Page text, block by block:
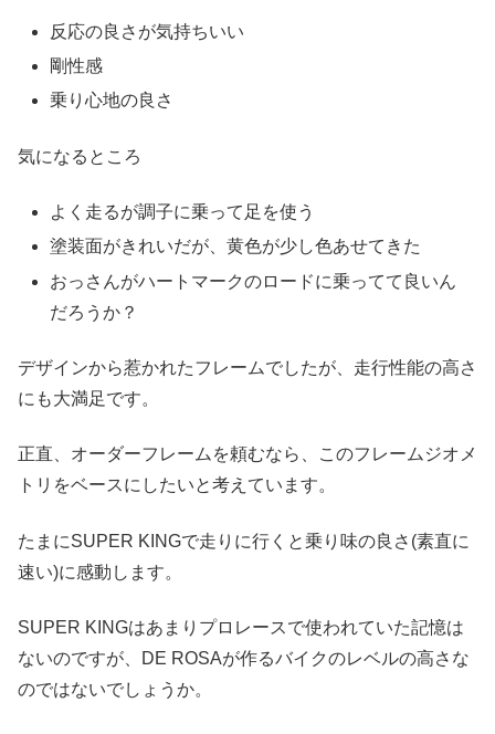
反応の良さが気持ちいい
剛性感
乗り心地の良さ
気になるところ
よく走るが調子に乗って足を使う
塗装面がきれいだが、黄色が少し色あせてきた
おっさんがハートマークのロードに乗ってて良いん
だろうか？
デザインから惹かれたフレームでしたが、走行性能の高さ
にも大満足です。
正直、オーダーフレームを頼むなら、このフレームジオメ
トリをベースにしたいと考えています。
たまにSUPER KINGで走りに行くと乗り味の良さ(素直に
速い)に感動します。
SUPER KINGはあまりプロレースで使われていた記憶は
ないのですが、DE ROSAが作るバイクのレベルの高さな
のではないでしょうか。